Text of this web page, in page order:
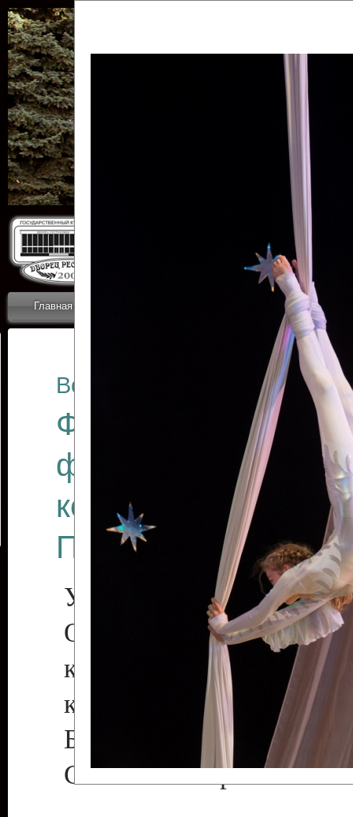
Главная Новости
ОТЧЕТЫ ГКЦ
Все отчеты
Финал
фестиваля
коллективов
Приднестровского
Участники фестиваля:
Образцовый
коллектив
культуры с.
Бендеры ,
Светлана Георгиевна